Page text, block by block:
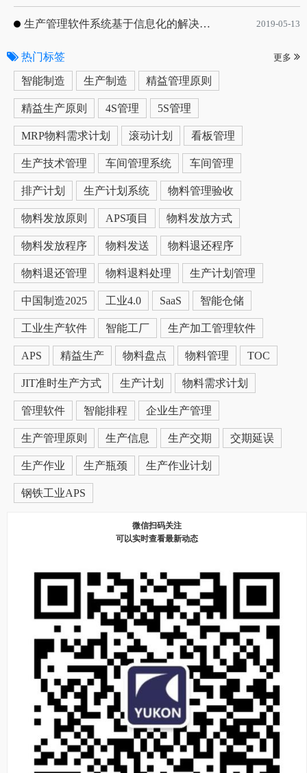
生产管理软件系统基于信息化的解决方案 2019-05-13
热门标签 更多
智能制造 生产制造 精益管理原则
精益生产原则 4S管理 5S管理
MRP物料需求计划 滚动计划 看板管理
生产技术管理 车间管理系统 车间管理
排产计划 生产计划系统 物料管理验收
物料发放原则 APS项目 物料发放方式
物料发放程序 物料发送 物料退还程序
物料退还管理 物料退料处理 生产计划管理
中国制造2025 工业4.0 SaaS 智能仓储
工业生产软件 智能工厂 生产加工管理软件
APS 精益生产 物料盘点 物料管理 TOC
JIT准时生产方式 生产计划 物料需求计划
管理软件 智能排程 企业生产管理
生产管理原则 生产信息 生产交期 交期延误
生产作业 生产瓶颈 生产作业计划
钢铁工业APS
微信扫码关注
可以实时查看最新动态